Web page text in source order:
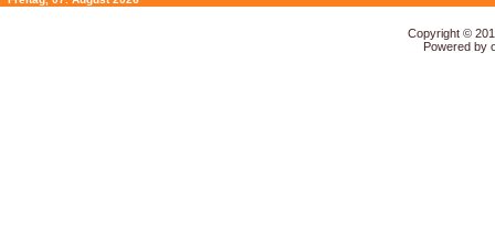
Copyright ©
Powered by